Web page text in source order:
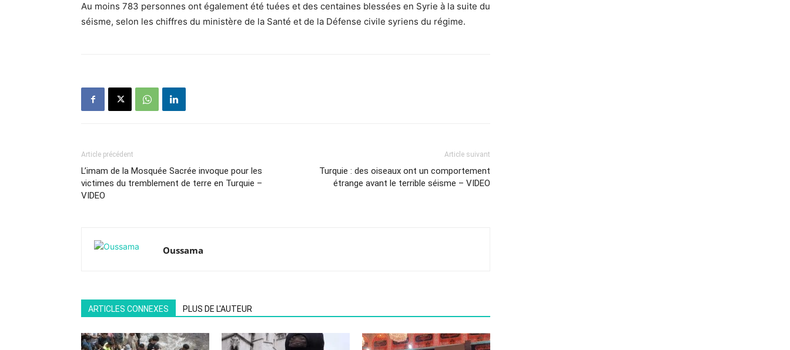
Au moins 783 personnes ont également été tuées et des centaines blessées en Syrie à la suite du
séisme, selon les chiffres du ministère de la Santé et de la Défense civile syriens du régime.
Article précédent
L’imam de la Mosquée Sacrée invoque pour les
victimes du tremblement de terre en Turquie –
VIDEO
Article suivant
Turquie : des oiseaux ont un comportement
étrange avant le terrible séisme – VIDEO
Oussama
ARTICLES CONNEXES PLUS DE L'AUTEUR